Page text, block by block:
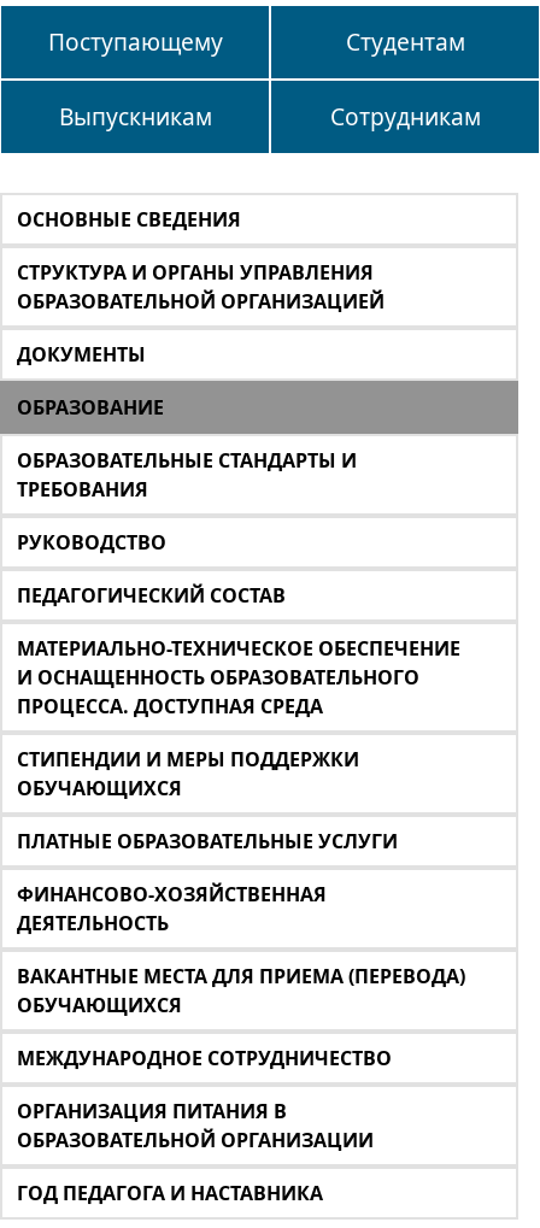
Поступающему Студентам
Выпускникам Сотрудникам
ОСНОВНЫЕ СВЕДЕНИЯ
СТРУКТУРА И ОРГАНЫ УПРАВЛЕНИЯ
ОБРАЗОВАТЕЛЬНОЙ ОРГАНИЗАЦИЕЙ
ДОКУМЕНТЫ
ОБРАЗОВАНИЕ
ОБРАЗОВАТЕЛЬНЫЕ СТАНДАРТЫ И
ТРЕБОВАНИЯ
РУКОВОДСТВО
ПЕДАГОГИЧЕСКИЙ СОСТАВ
МАТЕРИАЛЬНО-ТЕХНИЧЕСКОЕ ОБЕСПЕЧЕНИЕ
И ОСНАЩЕННОСТЬ ОБРАЗОВАТЕЛЬНОГО
ПРОЦЕССА. ДОСТУПНАЯ СРЕДА
СТИПЕНДИИ И МЕРЫ ПОДДЕРЖКИ
ОБУЧАЮЩИХСЯ
ПЛАТНЫЕ ОБРАЗОВАТЕЛЬНЫЕ УСЛУГИ
ФИНАНСОВО-ХОЗЯЙСТВЕННАЯ
ДЕЯТЕЛЬНОСТЬ
ВАКАНТНЫЕ МЕСТА ДЛЯ ПРИЕМА (ПЕРЕВОДА)
ОБУЧАЮЩИХСЯ
МЕЖДУНАРОДНОЕ СОТРУДНИЧЕСТВО
ОРГАНИЗАЦИЯ ПИТАНИЯ В
ОБРАЗОВАТЕЛЬНОЙ ОРГАНИЗАЦИИ
ГОД ПЕДАГОГА И НАСТАВНИКА